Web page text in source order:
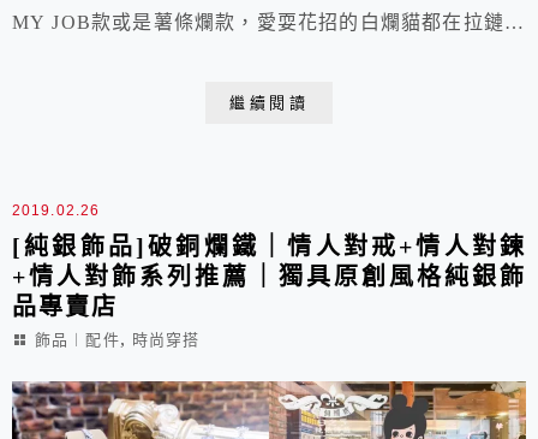
MY JOB款或是薯條爛款，愛耍花招的白爛貓都在拉鏈裡
繼續閱讀
2019.02.26
[純銀飾品]破銅爛鐵｜情人對戒+情人對鍊
+情人對飾系列推薦｜獨具原創風格純銀飾
品專賣店
飾品︱配件, 時尚穿搭